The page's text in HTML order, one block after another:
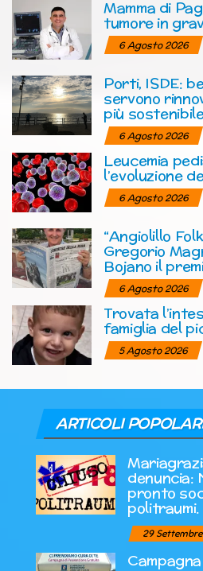
Mamma di
tumore in
6 Agosto 2026
Porti, ISDE:
servono
più
6 Agosto 2026
Leucemia
l’evoluzione
6 Agosto 2026
“Angiolillo
Gregorio
Bojano il
6 Agosto 2026
Trovata
famiglia del
5 Agosto 2026
ARTICOLI
denuncia:
pronto
politraumi.
29 Settembre